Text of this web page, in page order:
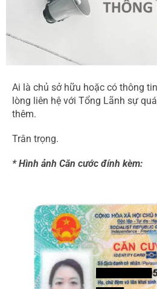
Ai là chủ sở hữu hoặc có thông
lòng liên hệ với Tổng Lãnh sự
thêm.
Trân trọng.
* Hình ảnh Căn cước đính kèm: